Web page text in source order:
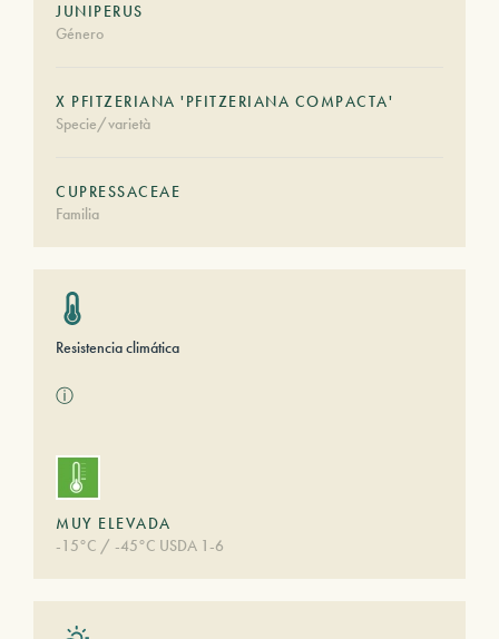
JUNIPERUS
Género
X PFITZERIANA 'PFITZERIANA COMPACTA'
Specie/varietà
CUPRESSACEAE
Familia
Resistencia climática
ⓘ
MUY ELEVADA
-15°C / -45°C USDA 1-6